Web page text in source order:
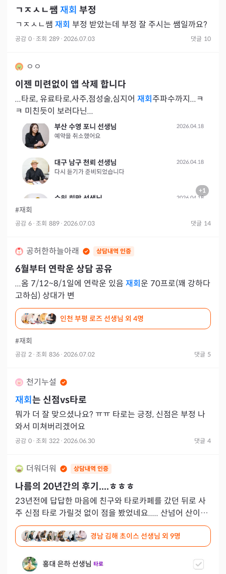
ㄱㅈㅅㄴ쌤 재회 부정
ㄱㅈㅅㄴ쌤 재회 부정 받았는데 부정 잘 주시는 쌤일까요?
공감 0 · 조회 289 · 2026.07.03 댓글 10
ㅇㅇ
이젠 미련없이 앱 삭제 합니다
...타로, 유료타로,사주,점성술,심지어 재회주파수까지...ㅋ
ㅋ 미친듯이 보러다닌...
+1
#재회
공감 6 · 조회 889 · 2026.07.03 댓글 14
공허한하늘아래 상담내역 인증
6월부터 연락운 상담 공유
...옴 7/12~8/1일에 연락운 있음 재회운 70프로(꽤 강하다
고하심) 상대가 변
인천 부평 로즈 선생님 외 4명
#재회
공감 2 · 조회 836 · 2026.07.02 댓글 5
천기누설
재회 는 신점vs타로
뭐가 더 잘 맞으셨나요? ㅠㅠ 타로는 긍정, 신점은 부정 나
와서 미쳐버리겠어요
공감 0 · 조회 322 · 2026.06.30 댓글 4
더워더워 상담내역 인증
나름의 20년간의 후기....ㅎㅎㅎ
23년전에 답답한 마음에 친구와 타로카페를 갔던 뒤로 사
주 신점 타로 가릴것 없이 점을 봤었네요..... 산넘어 산이라
고 안좋은 일들이 끝도없이 생기니까 점보는것도 끝나지를
않더
경남 김해 초이스 선생님 외 9명